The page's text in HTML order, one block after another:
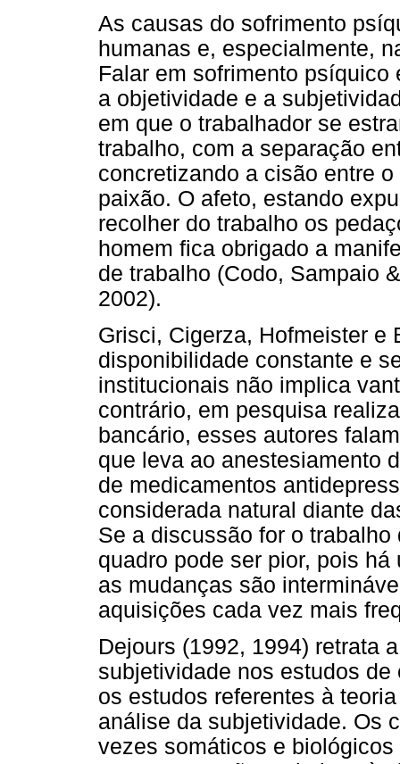
As causas do sofrimento
humanas e, especialmente,
Falar em sofrimento psíquico
a objetividade e a
em que o trabalhador se
trabalho, com a separação
concretizando a cisão entre
paixão. O afeto, estando
recolher do trabalho os
homem fica obrigado a
de trabalho (Codo, Sampaio
2002).
Grisci, Cigerza, Hofmeister e
disponibilidade constante e
institucionais não implica
contrário, em pesquisa
bancário, esses autores
que leva ao anestesiamento
de medicamentos
considerada natural diante
Se a discussão for o
quadro pode ser pior, pois
as mudanças são
aquisições cada vez mais
Dejours (1992, 1994) retrata
subjetividade nos estudos
os estudos referentes à
análise da subjetividade. Os
vezes somáticos e